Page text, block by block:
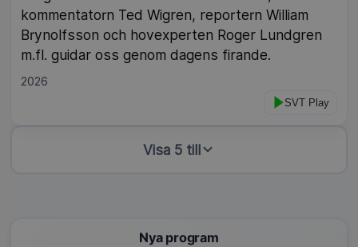
kommentatorn Ted Wigren, reportern William
Brynolfsson och hovexperten Roger Lundgren
m.fl. guidar oss genom dagens firande.
2026
SVT Play
Visa 5 till
Nya program